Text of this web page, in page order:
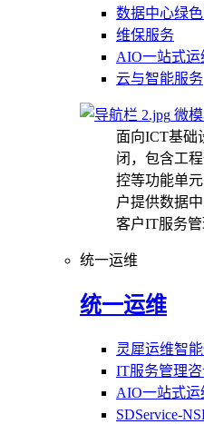
数据中心绿
维保服务
AIO一站式
云与智能服务
微
面向ICT基础
闭，包含工
控等功能单
户提供数据
客户IT服务管
统一运维
统一运维
灵犀运维智
IT服务管理咨
AIO一站式
SDService-